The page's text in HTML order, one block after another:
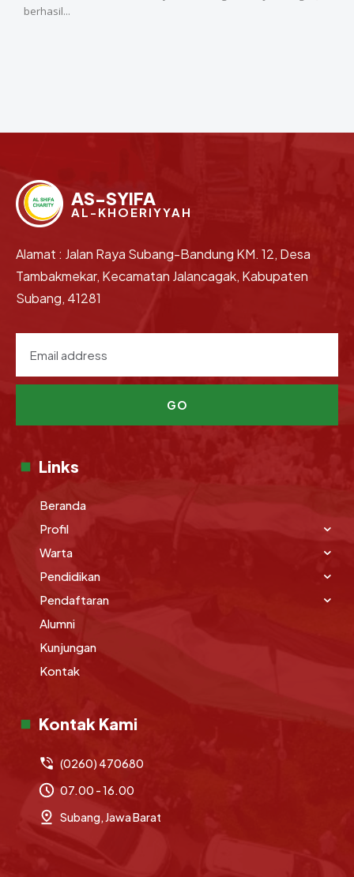
berhasil...
AS-SYIFA
AL-KHOERIYYAH
Alamat : Jalan Raya Subang-Bandung KM. 12, Desa
Tambakmekar, Kecamatan Jalancagak, Kabupaten
Subang, 41281
GO
Links
Beranda
Profil
Warta
Pendidikan
Pendaftaran
Alumni
Kunjungan
Kontak
Kontak Kami
(0260) 470680
07.00 - 16.00
Subang, Jawa Barat